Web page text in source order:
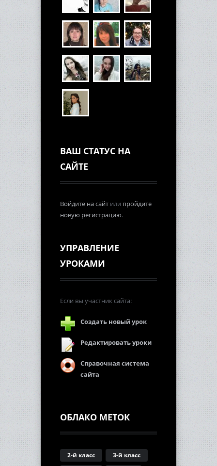
ВАШ СТАТУС НА
САЙТЕ
Войдите на сайт или пройдите
новую регистрацию.
УПРАВЛЕНИЕ
УРОКАМИ
Если вы участник сайта:
Создать новый урок
Редактировать уроки
Справочная система
сайта
ОБЛАКО МЕТОК
2-й класс
3-й класс